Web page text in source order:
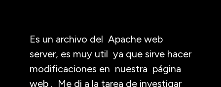
Es un archivo del Apache web
server, es muy util ya que sirve hacer
modificaciones en nuestra página
web . Me di a la tarea de investigar